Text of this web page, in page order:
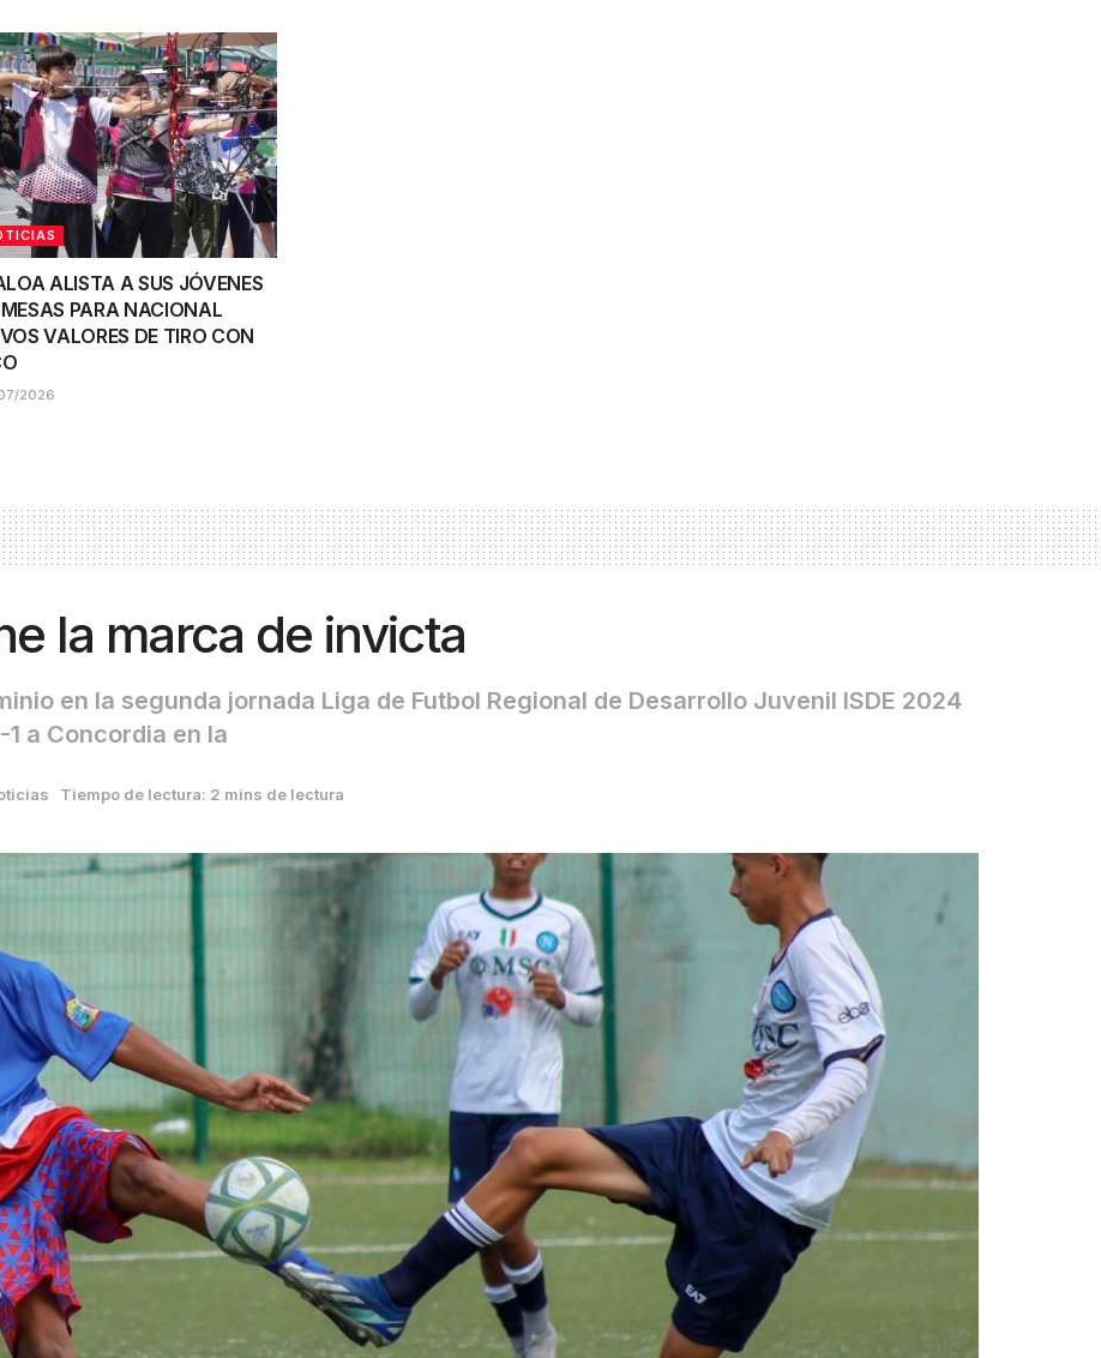
ALISTA A SUS JÓVENES
PARA NACIONAL
VALORES DE TIRO CON
2026
la marca de invicta
en la segunda jornada Liga de Futbol Regional de Desarrollo Juvenil ISDE 2024
a Concordia en la
Tiempo de lectura: 2 mins de lectura